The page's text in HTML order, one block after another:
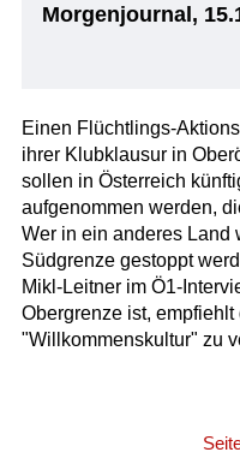
Morgenjournal,
Einen Flüchtlings-
ihrer Klubklausur in
sollen in Österreich
aufgenommen werden,
Wer in ein anderes Land
Südgrenze gestoppt
Mikl-Leitner im Ö1-
Obergrenze ist,
"Willkommenskultur" zu